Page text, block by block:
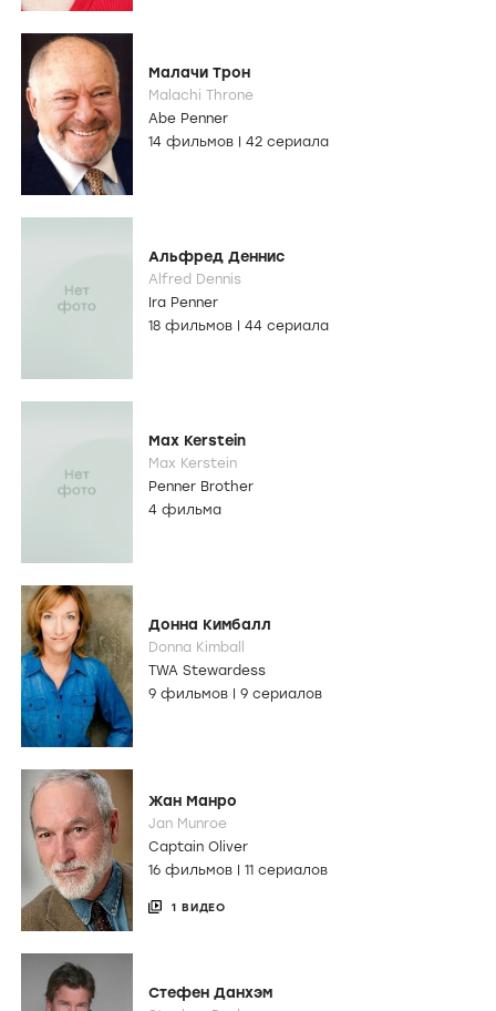
Малачи Трон
Malachi Throne
Abe Penner
14 фильмов
42 сериала
Альфред Деннис
Alfred Dennis
Ira Penner
18 фильмов
44 сериала
Max Kerstein
Max Kerstein
Penner Brother
4 фильма
Донна Кимбалл
Donna Kimball
TWA Stewardess
9 фильмов
9 сериалов
Жан Манро
Jan Munroe
Captain Oliver
16 фильмов | 11 сериалов
1 ВИДЕО
Стефен Данхэм